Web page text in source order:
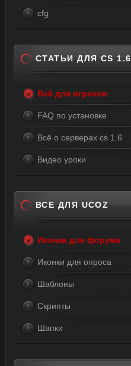
cfg
СТАТЬИ ДЛЯ CS 1.6
Всё для игроков
FAQ по установке
Всё о серверах cs 1.6
Видео уроки
ВСЕ ДЛЯ UCOZ
Иконки для форума
Иконки для опроса
Шаблоны
Скрипты
Шапки